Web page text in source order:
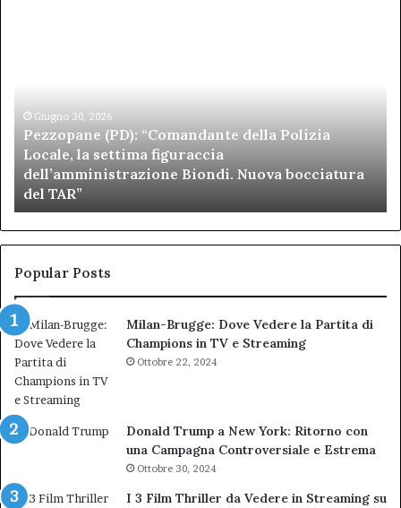
Locale,
settima
figuraccia
dell’amministrazione
Biondi.
Nuova
bocciatura
del
Giugno 30, 2026
Pezzopane (PD): “Comandante della Polizia
Locale, la settima figuraccia
dell’amministrazione Biondi. Nuova bocciatura
del TAR”
ai
Popular Posts
Milan-Brugge: Dove Vedere la Partita di
Champions in TV e Streaming
Ottobre 22, 2024
Donald Trump a New York: Ritorno con
una Campagna Controversiale e Estrema
Ottobre 30, 2024
I 3 Film Thriller da Vedere in Streaming su